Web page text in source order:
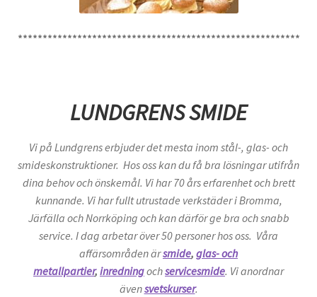
*********************************************************
LUNDGRENS SMIDE
Vi på Lundgrens erbjuder det mesta inom stål-, glas- och
smideskonstruktioner. Hos oss kan du få bra lösningar utifrån
dina behov och önskemål. Vi har 70 års erfarenhet och brett
kunnande. Vi har fullt utrustade verkstäder i Bromma,
Järfälla och Norrköping och kan därför ge bra och snabb
service. I dag arbetar över 50 personer hos oss. Våra
affärsområden ärsmide, glas- och
metallpartier, inredningochservicesmide. Vi anordnar
ävensvetskurser.